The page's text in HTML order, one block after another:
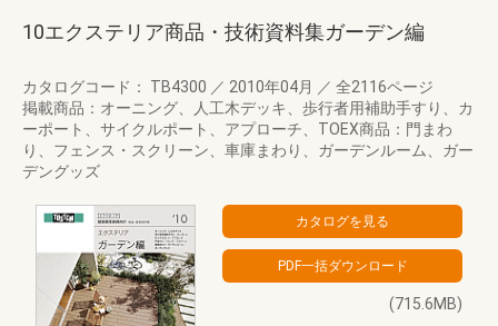
10エクステリア商品・技術資料集ガーデン編
カタログコード： TB4300 ／ 2010年04月 ／ 全2116ページ
掲載商品：オーニング、人工木デッキ、歩行者用補助手すり、カ
ーポート、サイクルポート、アプローチ、TOEX商品：門まわ
り、フェンス・スクリーン、車庫まわり、ガーデンルーム、ガー
デングッズ
(715.6MB)